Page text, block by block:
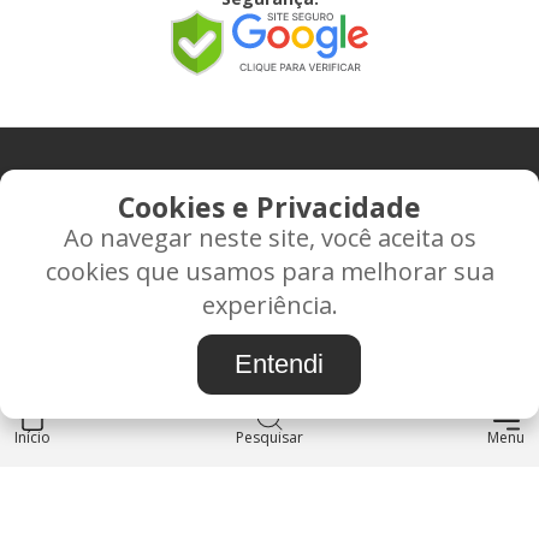
Início Pesquisar Menu
CONTATO
Rua Alice Frateano Figueiredo, 11-44 - Vila Triagem -
BAURU/SP - CEP: 17.030-038
CNPJ: 37.022.538/0001-07
INSTITUCIONAL
Cookies e Privacidade
Ao navegar neste site, você aceita os
cookies que usamos para melhorar sua
experiência.
Entendi